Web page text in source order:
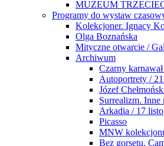
MUZEUM
Programy do wystaw
Kolekcjoner. Ignacy
Olga Boznańska
Mityczne otwarcie /
Archiwum
Czarny
Autoportrety /
Józef
Surrealizm. Inne
Arkadia / 17
Picasso
MNW
Bez gorsetu.